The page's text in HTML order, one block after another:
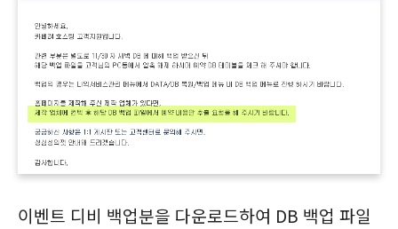
이벤트 디비 백업분을 다운로드하여 DB 백업 파일